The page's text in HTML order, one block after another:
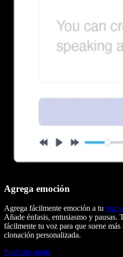
Agrega emoción
Agrega fácilmente emoción a tu voz
Añade énfasis, entusiasmo y pausas.
fácilmente tu voz para que suene
clonación personalizada.
Pruébalo gratis